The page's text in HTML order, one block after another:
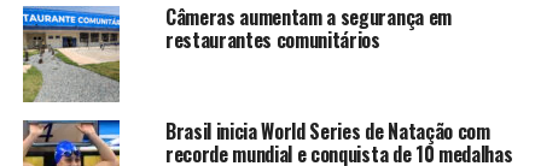
“Receber um Campeonato
Mundial desse porte, pela
primeira vez na América do
Câmeras aumentam a segurança em
restaurantes comunitários
Brasil inicia World Series de Natação com
recorde mundial e conquista de 10 medalhas